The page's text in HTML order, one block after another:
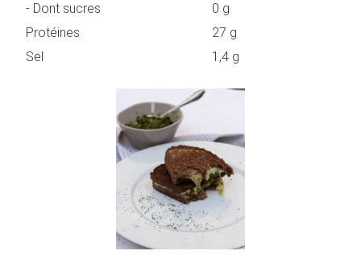
- Dont sucres
0 g
Protéines
27 g
Sel
1,4 g